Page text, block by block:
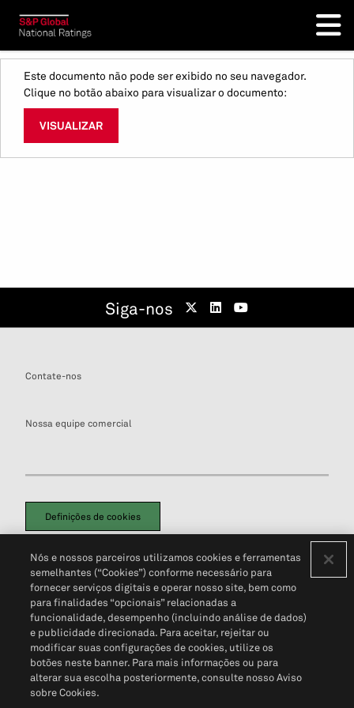
Este documento não pode ser exibido no seu navegador.
Clique no botão abaixo para visualizar o documento:
VISUALIZAR
Siga-nos
Contate-nos
Nossa equipe comercial
Definições de cookies
Política de PrivacidadePortal de privacidade do cliente (em inglês)
Não Venda Minhas Informações Pessoais© 2026 S&P Global
Nós e nossos parceiros utilizamos cookies e ferramentas
semelhantes (“Cookies”) conforme necessário para
fornecer serviços digitais e operar nosso site, bem como
para finalidades “opcionais” relacionadas a
funcionalidade, desempenho (incluindo análise de dados)
e publicidade direcionada. Para aceitar, rejeitar ou
modificar suas configurações de cookies, utilize os
botões neste banner. Para mais informações ou para
alterar sua escolha posteriormente, consulte nosso Aviso
sobre Cookies.